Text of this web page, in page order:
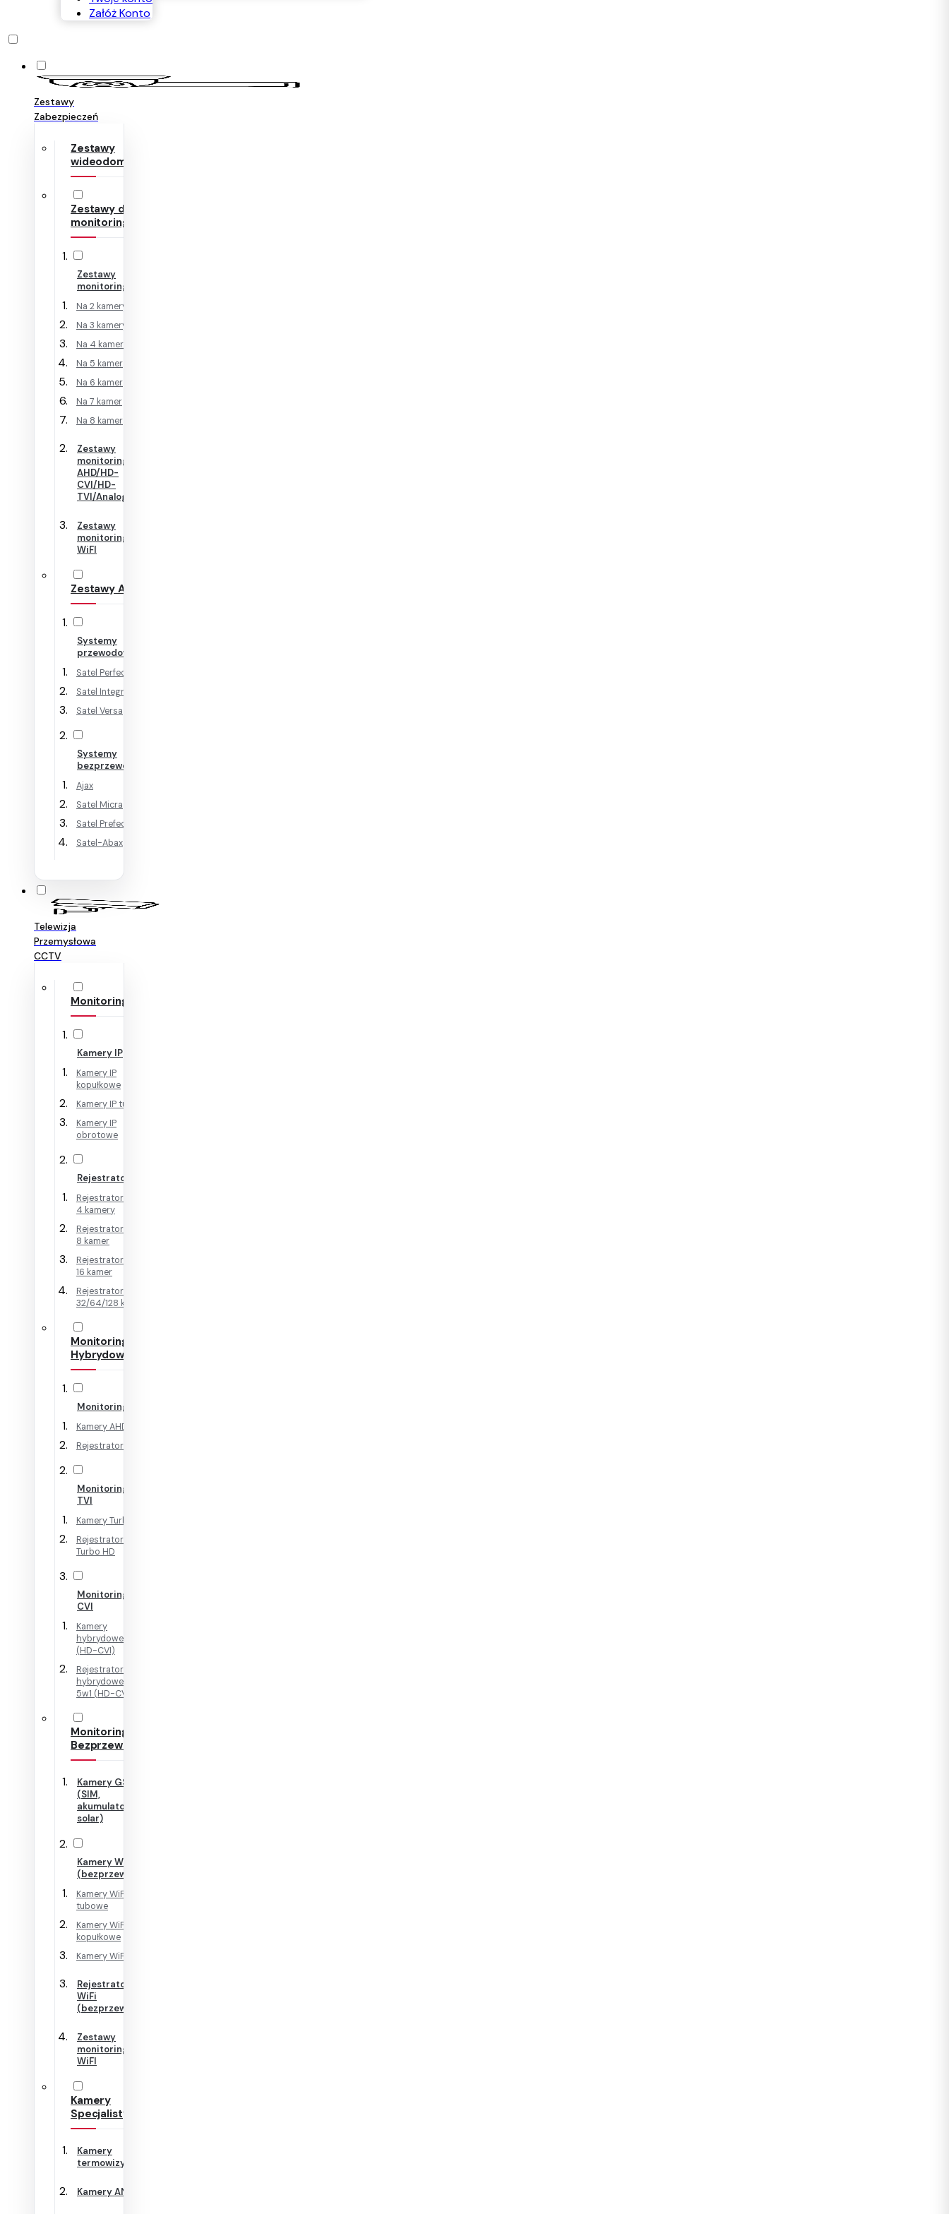
Załóż Konto
Zestawy
Zabezpieczeń
Zestawy
wideodomofonów
Zestawy do
monitoringu
Zestawy
monitoringu IP
Na 2 kamery
Na 3 kamery
Na 4 kamery
Na 5 kamer
Na 6 kamer
Na 7 kamer
Na 8 kamer
Zestawy
monitoringu
AHD/HD-
CVI/HD-
TVI/Analog
Zestawy
monitoringu
WiFI
Zestawy Alarmowe
Systemy
przewodowe
Satel Perfecta
Satel Integra
Satel Versa
Systemy
bezprzewodowe
Ajax
Satel Micra
Satel Prefecta WRL
Satel-Abax
Telewizja
Przemysłowa
CCTV
Monitoring IP
Kamery IP
Kamery IP
kopułkowe
Kamery IP tubowe
Kamery IP
obrotowe
Rejestratory IP
Rejestratory IP na
4 kamery
Rejestratory IP na
8 kamer
Rejestratory IP na
16 kamer
Rejestratory IP na
32/64/128 kamer
Monitoring
Hybrydowy
Monitoring AHD
Kamery AHD
Rejestratory AHD
Monitoring HD-
TVI
Kamery Turbo HD
Rejestratory
Turbo HD
Monitoring HD-
CVI
Kamery
hybrydowe 4w1
(HD-CVI)
Rejestratory
hybrydowe + IP
5w1 (HD-CVI)
Monitoring
Bezprzewodowy
Kamery GSM
(SIM,
akumulator,
solar)
Kamery WiFi
(bezprzewodowe)
Kamery WiFi
tubowe
Kamery WiFi
kopułkowe
Kamery WiFi Cube
Rejestratory
WiFi
(bezprzewodowe)
Zestawy
monitoringu
WiFI
Kamery
Specjalistyczne
Kamery
termowizyjne
Kamery ANPR